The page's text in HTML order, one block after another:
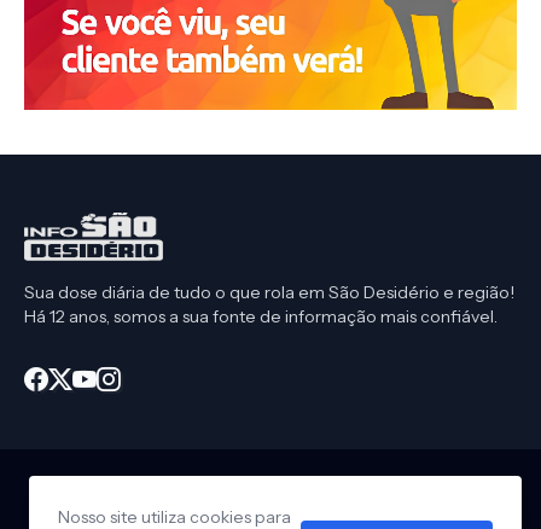
Sua dose diária de tudo o que rola em São Desidério e região!
Há 12 anos, somos a sua fonte de informação mais confiável.
InícioCEP São DesidérioPolítica de Privacidade
Nosso site utiliza cookies para